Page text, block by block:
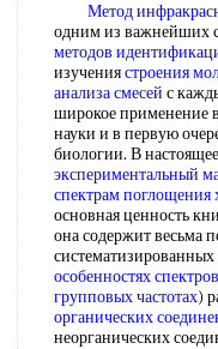
Метод
одним из важнейших
методов
изучениястроения
анализа смесей с
широкое применение
науки и в первую
биологии. В
экспериментальный
спектрам поглощения
основная ценность
она содержит весьма
особенностях спектров
групповых частотах)
органических
неорганических